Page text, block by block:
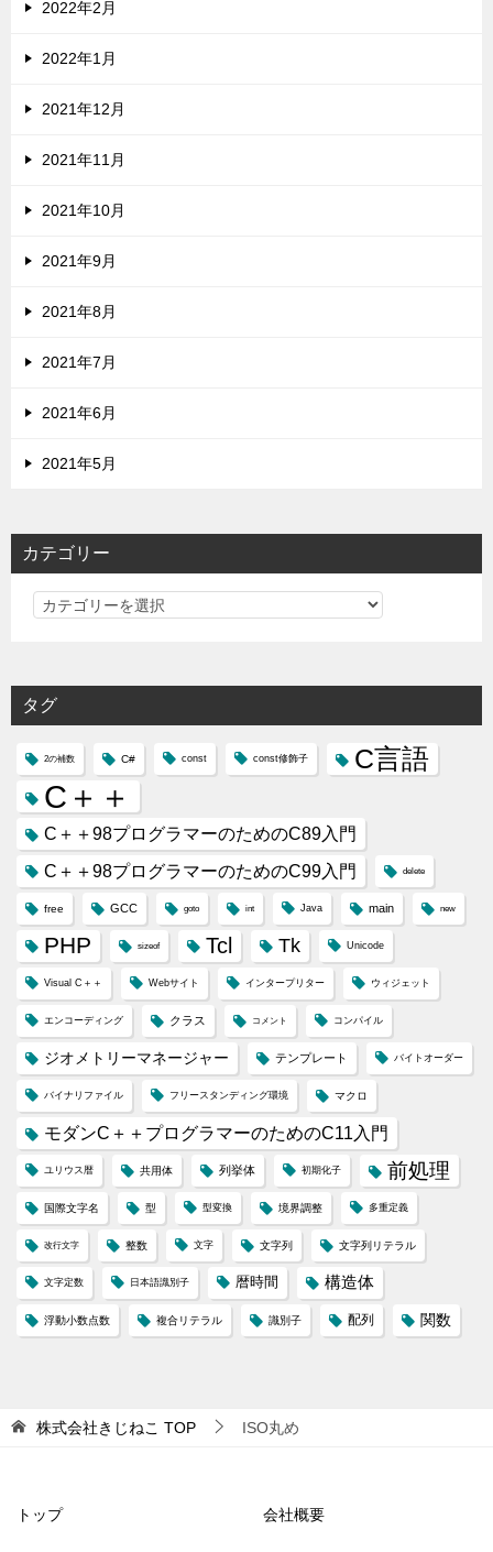
2022年2月
2022年1月
2021年12月
2021年11月
2021年10月
2021年9月
2021年8月
2021年7月
2021年6月
2021年5月
カテゴリー
カ
リ
ー
タグ
2の補数 C# const const修飾子 C言語
C＋＋
C＋＋98プログラマーのためのC89入門
C＋＋98プログラマーのためのC99入門
delete
free GCC goto int Java main new
PHP sizeof Tcl Tk Unicode
Visual C＋＋ Webサイト インタープリター ウィジェット
エンコーディング クラス コメント コンパイル
ジオメトリーマネージャー テンプレート バイトオーダー
バイナリファイル フリースタンディング環境 マクロ
モダンC＋＋プログラマーのためのC11入門
ユリウス暦 共用体 列挙体 初期化子 前処理
国際文字名 型 型変換 境界調整 多重定義
改行文字 整数 文字 文字列 文字列リテラル
文字定数 日本語識別子 暦時間 構造体
浮動小数点数 複合リテラル 識別子 配列 関数
株式会社きじねこ TOP ISO丸め
トップ 会社概要